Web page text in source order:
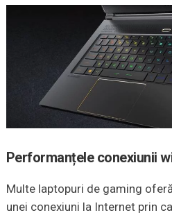
Performanțele conexiunii
Multe laptopuri de gaming
unei conexiuni la Internet prin